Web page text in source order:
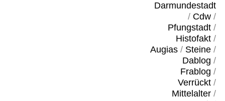
Darmundestadt
/ Cdw/
Pfungstadt/
Histofakt/
Augias/ Steine/
Dablog /
Frablog /
Verrückt/
Mittelalter/